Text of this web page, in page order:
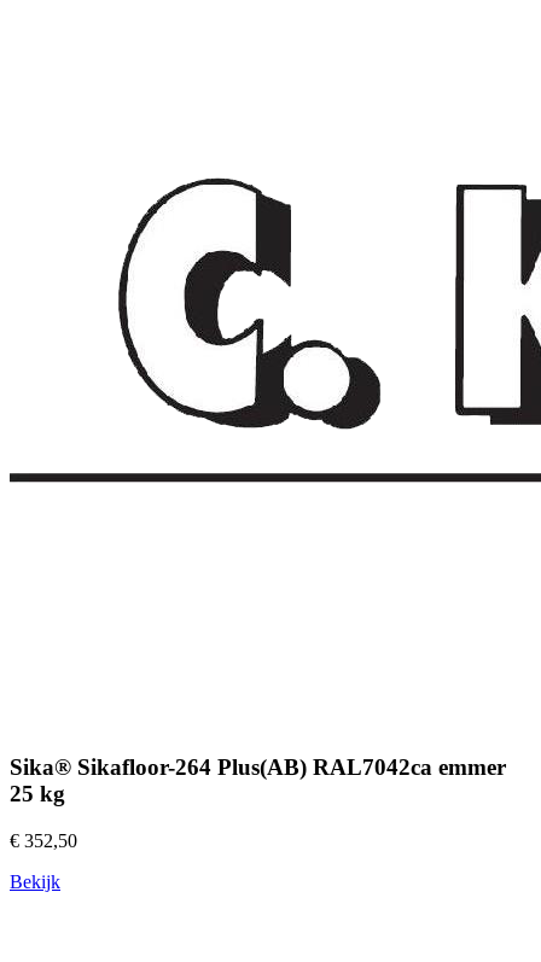
Sika® Sikafloor-264 Plus(AB) RAL7042ca emmer
25 kg
€ 352,50
Bekijk